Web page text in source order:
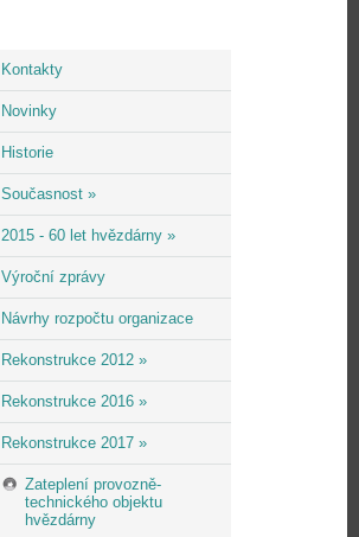
Kontakty
Novinky
Historie
Současnost »
2015 - 60 let hvězdárny »
Výroční zprávy
Návrhy rozpočtu organizace
Rekonstrukce 2012 »
Rekonstrukce 2016 »
Rekonstrukce 2017 »
Zateplení provozně-
technického objektu
hvězdárny